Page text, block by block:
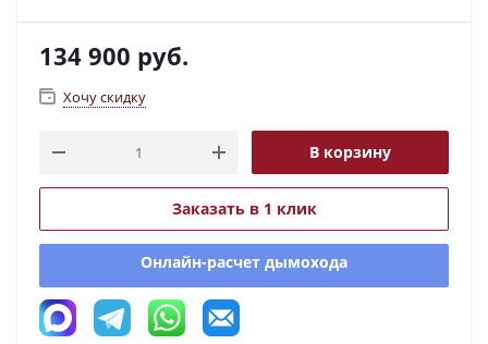
134 900 руб.
Хочу скидку
В корзину
Заказать в 1 клик
Онлайн-расчет дымохода